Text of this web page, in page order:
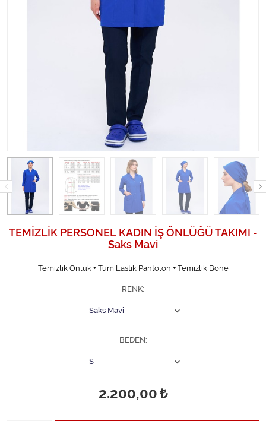
TEMİZLİK PERSONEL KADIN İŞ ÖNLÜĞÜ TAKIMI -
Saks Mavi
Temizlik Önlük + Tüm Lastik Pantolon + Temizlik Bone
RENK
BEDEN
2.200,00